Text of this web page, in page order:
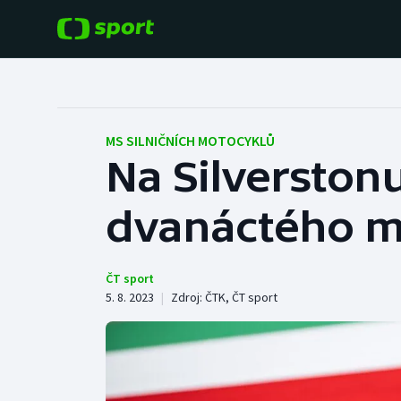
Hokej
Tenis
Cyklistika
Baseball a softbal
Basketbal
Boby a skeleton
MS SILNIČNÍCH MOTOCYKLŮ
Na
dvanáctého
ČT sport
5. 8. 2023 | Zdroj: ČTK, ČT sport